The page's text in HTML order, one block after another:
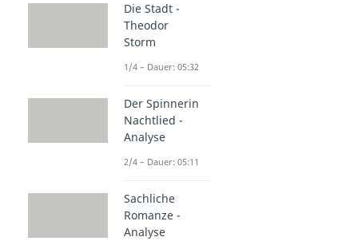
Die Stadt -
Theodor
Storm
1/4 – Dauer: 05:32
Der Spinnerin
Nachtlied -
Analyse
2/4 – Dauer: 05:11
Sachliche
Romanze -
Analyse